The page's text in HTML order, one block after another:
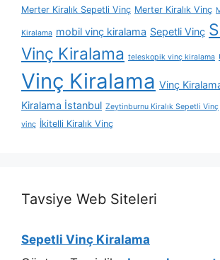
Merter Kiralık Sepetli Vinç Merter Kiralık Vinç
Kiralama mobil vinç kiralama Sepetli Vinç
Vinç Kiralama teleskopik vinç kiralama
Vinç Kiralama Vinç
Kiralama İstanbul Zeytinburnu Kiralık Sepetli Vinç
vinç İkitelli Kiralık Vinç
Tavsiye Web Siteleri
Sepetli Vinç Kiralama